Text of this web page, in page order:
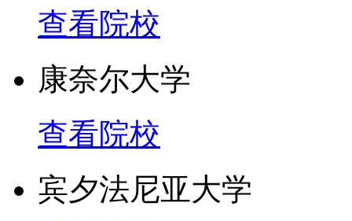
查看院校
康奈尔大学
查看院校
宾夕法尼亚大学